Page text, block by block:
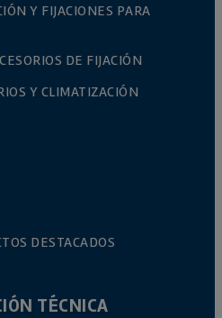
Y FIJACIONES PARA
DE FIJACIÓN
Y CLIMATIZACIÓN
DESTACADOS
TÉCNICA